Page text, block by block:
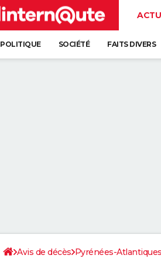
POLITIQUE SOCIÉTÉ FAITS DIVERS
Avis de décès Pyrénées-Atlantiques